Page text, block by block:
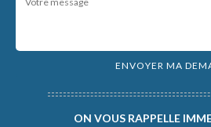
ON VOUS RAPPELLE